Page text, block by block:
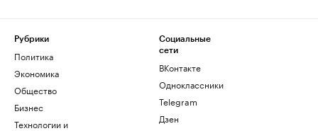
Рубрики
Политика
Экономика
Общество
Бизнес
Технологии и
Социальные
сети
ВКонтакте
Одноклассники
Telegram
Дзен